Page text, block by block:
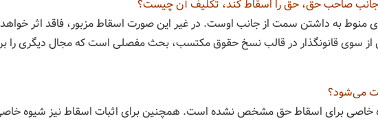
صاحب حق، حق را اسقاط کند، تکلیف آن چیست؟
به داشتن سمت از جانب اوست. در غیر این صورت اسقاط مزبور، فاقد اثر خواهد
از سوی قانونگذار در قالب نسخ حقوق مکتسب، بحث مفصلی است که مجال دیگری را
می‌شود؟
خاصی برای اسقاط حق مشخص نشده است. همچنین برای اثبات اسقاط نیز شیوه